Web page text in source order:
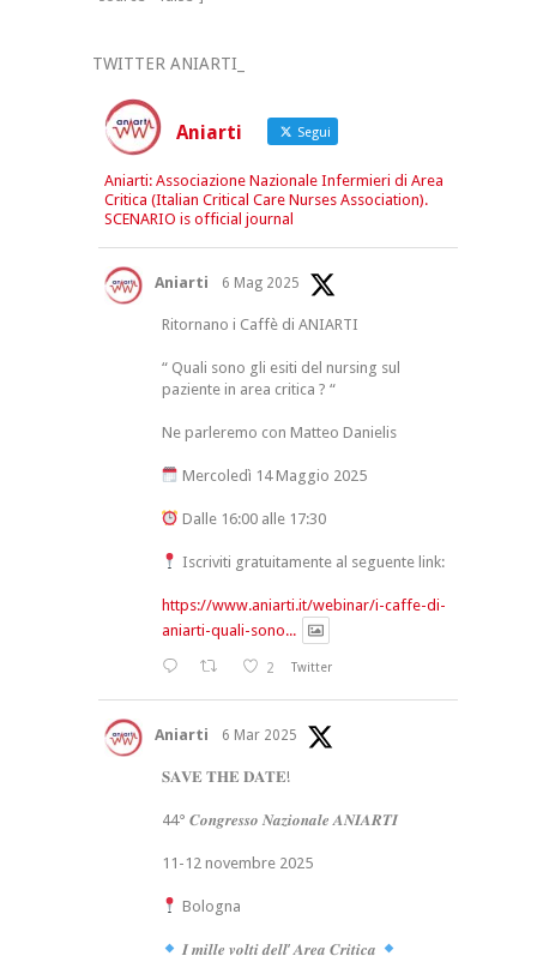
TWITTER ANIARTI_
Aniarti Segui
Aniarti: Associazione Nazionale Infermieri di Area
Critica (Italian Critical Care Nurses Association).
SCENARIO is official journal
Aniarti 6 Mag 2025
Ritornano i Caffè di ANIARTI
“ Quali sono gli esiti del nursing sul
paziente in area critica ? “
Ne parleremo con Matteo Danielis
Mercoledì 14 Maggio 2025
Dalle 16:00 alle 17:30
Iscriviti gratuitamente al seguente link:
https://www.aniarti.it/webinar/i-caffe-di-
aniarti-quali-sono...
2 Twitter
Aniarti 6 Mar 2025
𝐒𝐀𝐕𝐄 𝐓𝐇𝐄 𝐃𝐀𝐓𝐄!
44° 𝑪𝒐𝒏𝒈𝒓𝒆𝒔𝒔𝒐 𝑵𝒂𝒛𝒊𝒐𝒏𝒂𝒍𝒆 𝑨𝑵𝑰𝑨𝑹𝑻𝑰
11-12 novembre 2025
Bologna
𝑰 𝒎𝒊𝒍𝒍𝒆 𝒗𝒐𝒍𝒕𝒊 𝒅𝒆𝒍𝒍’ 𝑨𝒓𝒆𝒂 𝑪𝒓𝒊𝒕𝒊𝒄𝒂